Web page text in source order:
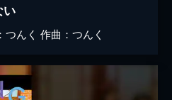
い
んく 作曲：つんく